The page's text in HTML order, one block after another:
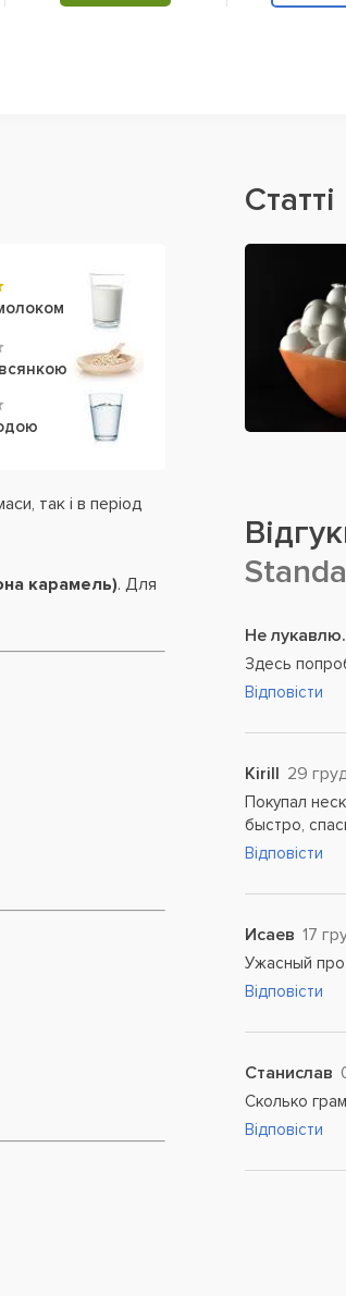
так і в період
карамель). Для
Не лукавлю.
Здесь
Відповісти
Kirill 29
Покупал
быстро,
Відповісти
Исаев 17
Ужасный
Відповісти
Станислав
Сколько
Відповісти